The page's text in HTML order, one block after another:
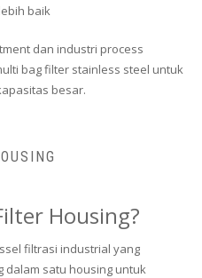
baik
dan industri process
bag filter stainless steel untuk
besar.
Housing?
filtrasi industrial yang
dalam satu housing untuk